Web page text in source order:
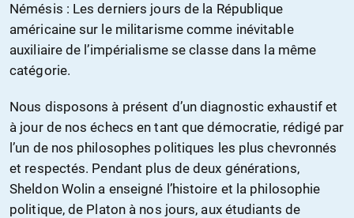
Némésis : Les derniers jours de la République
américaine sur le militarisme comme inévitable
auxiliaire de l’impérialisme se classe dans la même
catégorie.
Nous disposons à présent d’un diagnostic exhaustif et
à jour de nos échecs en tant que démocratie, rédigé par
l’un de nos philosophes politiques les plus chevronnés
et respectés. Pendant plus de deux générations,
Sheldon Wolin a enseigné l’histoire et la philosophie
politique, de Platon à nos jours, aux étudiants de